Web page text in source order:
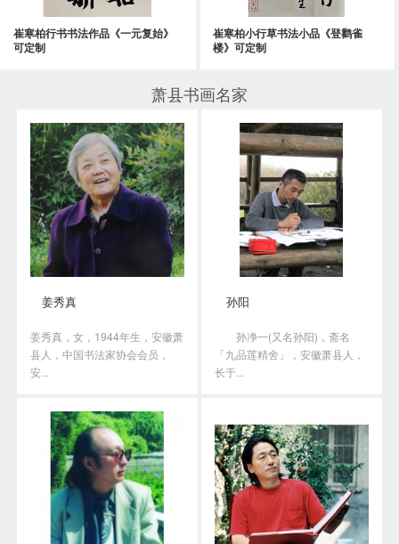
崔寒柏行书书法作品《一元复始》
可定制
崔寒柏小行草书法小品《登鹳雀
楼》可定制
萧县书画名家
姜秀真
姜秀真，女，1944年生，安徽萧
县人，中国书法家协会会员，
安...
孙阳
孙净一(又名孙阳)，斋名
「九品莲精舍」，安徽萧县人，
长于...